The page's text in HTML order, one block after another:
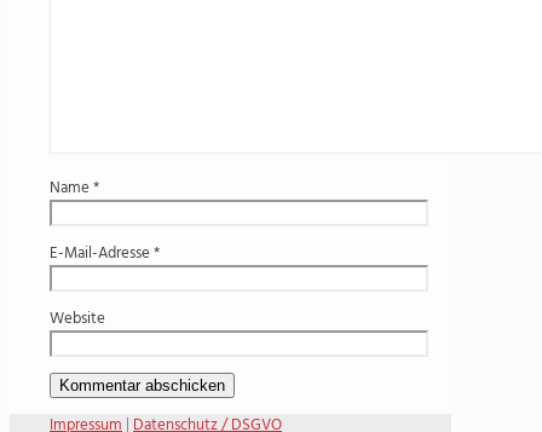
Name*
E-Mail-Adresse*
Website
Impressum|Datenschutz / DSGVO